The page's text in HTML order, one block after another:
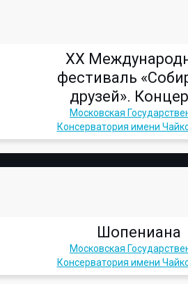
XX
фестиваль
друзей».
Московская
Консерватория имени
Шопениана
Московская
Консерватория имени